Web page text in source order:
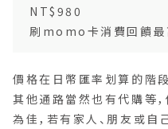
NT$980
刷momo卡消費回饋最
價格在日幣匯率划算的階
其他通路當然也有代購等
為佳，若有家人、朋友或